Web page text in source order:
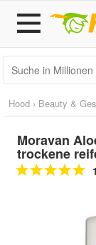
Hood › Beauty &
Moravan
trockene
1